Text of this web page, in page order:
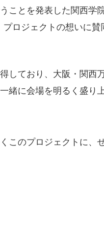
ことを発表した関西学
ロジェクトの想いに
しており、大阪・関西
に会場を明るく盛り上
このプロジェクトに、